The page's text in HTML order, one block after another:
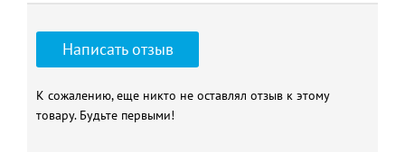
Написать отзыв
К сожалению, еще никто не оставлял отзыв к этому
товару. Будьте первыми!